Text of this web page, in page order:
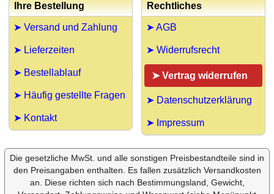
Ihre Bestellung
➤ Versand und Zahlung
➤ Lieferzeiten
➤ Bestellablauf
➤ Häufig gestellte Fragen
➤ Kontakt
Rechtliches
➤ AGB
➤ Widerrufsrecht
➤ Vertrag widerrufen
➤ Datenschutzerklärung
➤ Impressum
Die gesetzliche MwSt. und alle sonstigen Preisbestandteile sind in
den Preisangaben enthalten. Es fallen zusätzlich Versandkosten
an. Diese richten sich nach Bestimmungsland, Gewicht,